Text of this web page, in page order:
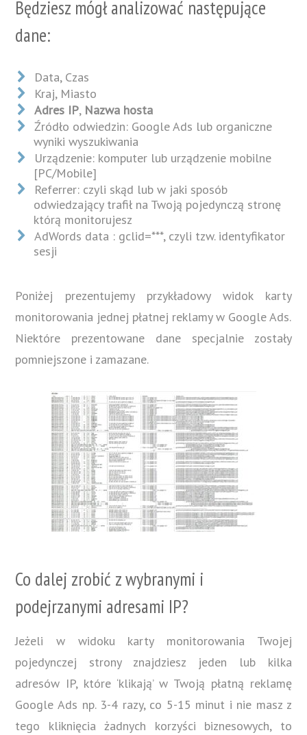
Będziesz mógł analizować następujące
dane:
Data, Czas
Kraj, Miasto
Adres IP, Nazwa hosta
Źródło odwiedzin: Google Ads lub organiczne
wyniki wyszukiwania
Urządzenie: komputer lub urządzenie mobilne
[PC/Mobile]
Referrer: czyli skąd lub w jaki sposób
odwiedzający trafił na Twoją pojedynczą stronę
którą monitorujesz
AdWords data : gclid=***, czyli tzw. identyfikator
sesji
Poniżej prezentujemy przykładowy widok karty
monitorowania jednej płatnej reklamy w Google Ads.
Niektóre prezentowane dane specjalnie zostały
pomniejszone i zamazane.
Co dalej zrobić z wybranymi i
podejrzanymi adresami IP?
Jeżeli w widoku karty monitorowania Twojej
pojedynczej strony znajdziesz jeden lub kilka
adresów IP, które ‘klikają’ w Twoją płatną reklamę
Google Ads np. 3-4 razy, co 5-15 minut i nie masz z
tego kliknięcia żadnych korzyści biznesowych, to